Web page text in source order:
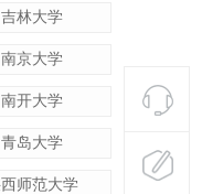
吉林大学
南京大学
南开大学
青岛大学
西师范大学